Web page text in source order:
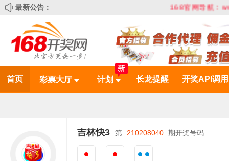
最新公告： 168官网导航：
首页 彩票大厅 计划 长龙提醒 开奖API调用
吉林快3 第 210208040 期开奖号码